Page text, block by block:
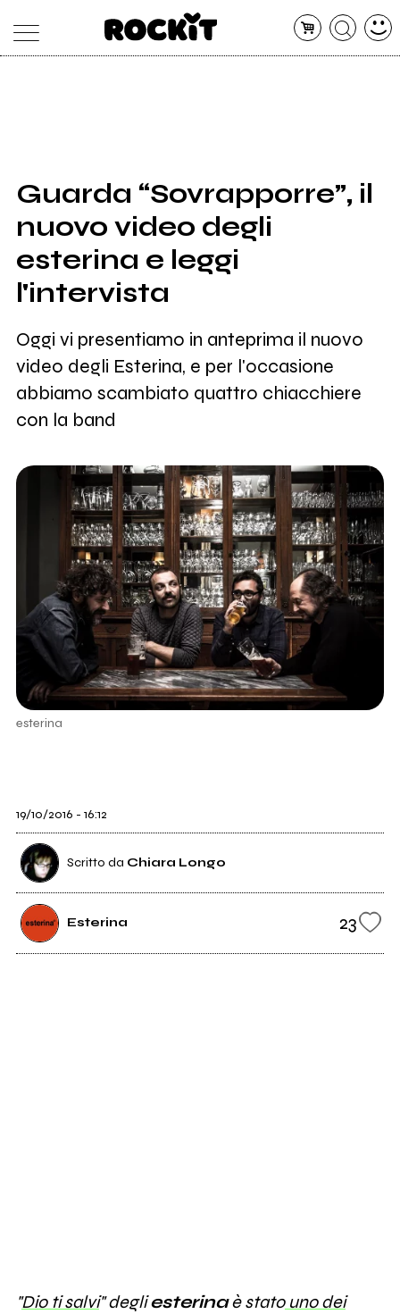
SHOP
RADIO
Guarda “Sovrapporre”, il
nuovo video degli
esterina e leggi
l'intervista
Oggi vi presentiamo in anteprima il nuovo
video degli Esterina, e per l'occasione
abbiamo scambiato quattro chiacchiere
con la band
esterina
19/10/2016 - 16:12
Scritto da Chiara Longo
Esterina 23
"Dio ti salvi" degliesterinaè statouno dei